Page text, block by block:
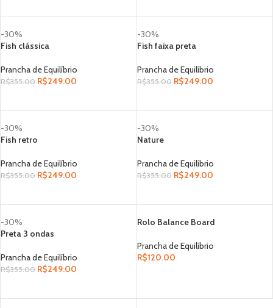
-30%
Fish clássica
Prancha de Equilíbrio
R$355.00 R$249.00
-30%
Fish faixa preta
Prancha de Equilíbrio
R$355.00 R$249.00
-30%
Fish retro
Prancha de Equilíbrio
R$355.00 R$249.00
-30%
Nature
Prancha de Equilíbrio
R$355.00 R$249.00
-30%
Preta 3 ondas
Prancha de Equilíbrio
R$355.00 R$249.00
Rolo Balance Board
Prancha de Equilíbrio
R$120.00